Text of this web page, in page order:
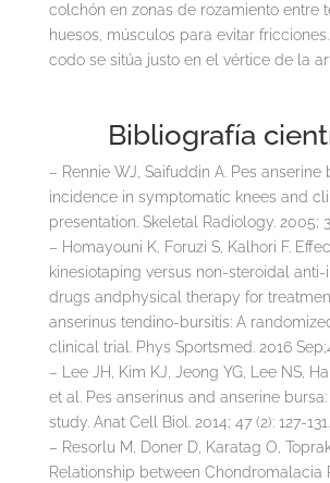
colchón en zonas de rozamiento entre
huesos, músculos para evitar
codo se sitúa justo en el vértice de la
Bibliografía
– Rennie WJ, Saifuddin A. Pes anserine
incidence in symptomatic knees and
presentation. Skeletal Radiology. 2005;
– Homayouni K, Foruzi S, Kalhori F.
kinesiotaping versus non-steroidal
drugs andphysical therapy for
anserinus tendino-bursitis: A
clinical trial. Phys Sportsmed. 2016
– Lee JH, Kim KJ, Jeong YG, Lee NS,
et al. Pes anserinus and anserine bursa:
study. Anat Cell Biol. 2014; 47 (2): 127-131.
– Resorlu M, Doner D, Karatag O,
Relationship between Chondromalacia